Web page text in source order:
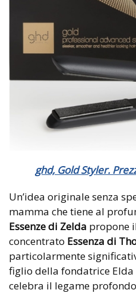
ghd, Gold Styler.
Un’idea originale senza
mamma che tiene al
Essenze di Zelda propone
concentrato Essenza di
particolarmente
figlio della fondatrice Elda
celebra il legame